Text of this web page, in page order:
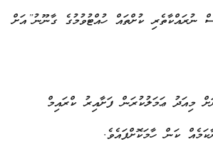
ކުށްތައް ހުއްޓުވުމުގެ ގާނޫނު”އަށް
މިއަދު ޢަމަލުކުރަން ފަށާއިރު ކްރައިމް
ކަން ހާމަކޮށްފައެވެ.